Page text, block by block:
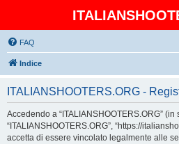
FAQ
Indice
ITALIANSHOOTERS.ORG -
Accedendo a “ITALIANSHOOTERS.ORG” (in
“ITALIANSHOOTERS.ORG”, “https://
accetta di essere vincolato legalmente alle